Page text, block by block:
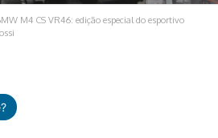
M4 CS VR46: edição especial do esportivo